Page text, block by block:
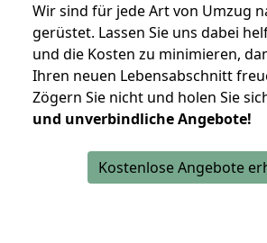
Wir sind für jede Art von Umzug
gerüstet. Lassen Sie uns dabei
und die Kosten zu minimieren,
Ihren neuen Lebensabschnitt
Zögern Sie nicht und holen Sie
und unverbindliche Angebote!
Kostenlose Angebote